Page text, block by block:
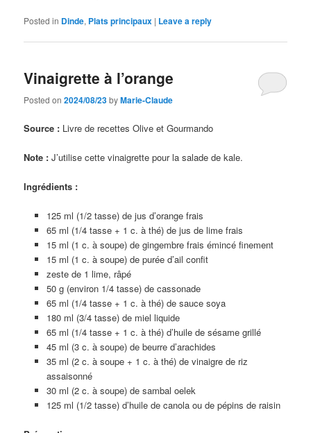
Posted in Dinde, Plats principaux | Leave a reply
Vinaigrette à l’orange
Posted on2024/08/23byMarie-Claude
Source : Livre de recettes Olive et Gourmando
Note :J’utilise cette vinaigrette pour la salade de kale.
Ingrédients :
125 ml (1/2 tasse) de jus d’orange frais
65 ml (1/4 tasse + 1 c. à thé) de jus de lime frais
15 ml (1 c. à soupe) de gingembre frais émincé finement
15 ml (1 c. à soupe) de purée d’ail confit
zeste de 1 lime, râpé
50 g (environ 1/4 tasse) de cassonade
65 ml (1/4 tasse + 1 c. à thé) de sauce soya
180 ml (3/4 tasse) de miel liquide
65 ml (1/4 tasse + 1 c. à thé) d’huile de sésame grillé
45 ml (3 c. à soupe) de beurre d’arachides
35 ml (2 c. à soupe + 1 c. à thé) de vinaigre de riz
assaisonné
30 ml (2 c. à soupe) de sambal oelek
125 ml (1/2 tasse) d’huile de canola ou de pépins de raisin